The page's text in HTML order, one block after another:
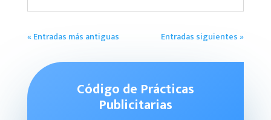
« Entradas más antiguas Entradas siguientes »
Código de Prácticas
Publicitarias